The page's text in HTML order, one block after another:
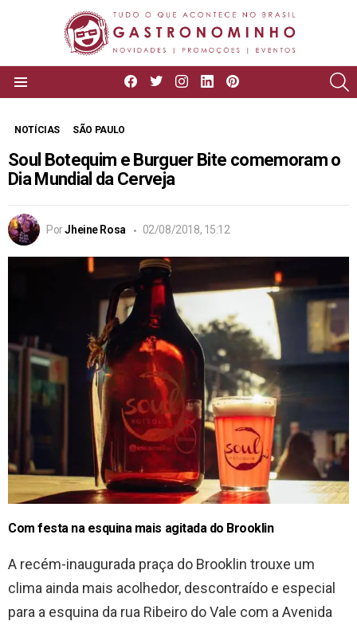
facebooktwitterinstagram
linkedin
NOTÍCIAS SÃO PAULO
Soul Botequim e Burguer Bite comemoram o
Dia Mundial da Cerveja
PorJheine Rosa 02/08/2018, 15:12
Com festa na esquina mais agitada do Brooklin
A recém-inaugurada praça do Brooklin trouxe um
clima ainda mais acolhedor, descontraído e especial
para a esquina da rua Ribeiro do Vale com a Avenida